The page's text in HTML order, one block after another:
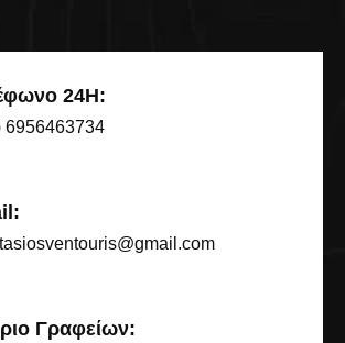
24Η:
6956463734
Γραφείων: